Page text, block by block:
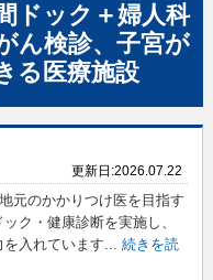
ドック＋婦人科
ん検診、子宮が
る 医療施設
更新日:2026.07.22
元のかかりつけ医を目指す
ク・健康診断を実施し、
入れています... 続きを読